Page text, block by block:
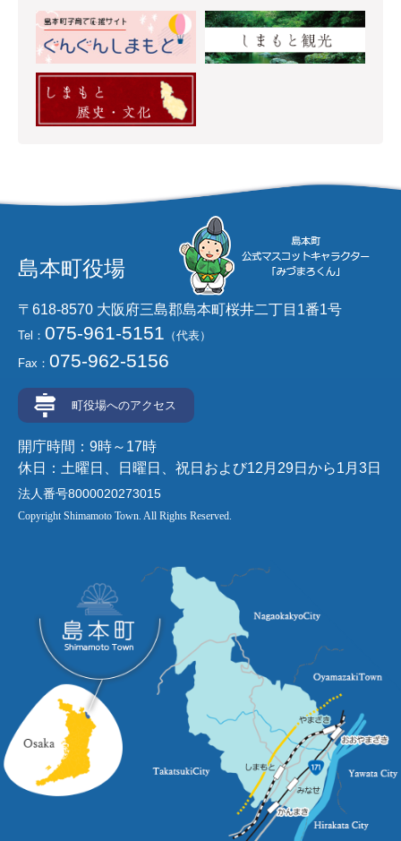
島本町役場
〒618-8570 大阪府三島郡島本町桜井二丁目1番1号
Tel： 075-961-5151 （代表）
Fax： 075-962-5156
町役場へのアクセス
開庁時間：9時～17時
休日：土曜日、日曜日、祝日および12月29日から1月3日
法人番号8000020273015
Copyright Shimamoto Town. All Rights Reserved.